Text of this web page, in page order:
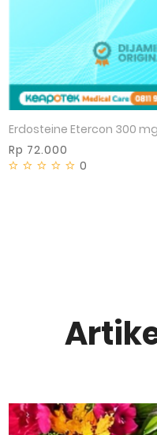
Erdosteine Etercon 300 mg
Rp 72.000
0